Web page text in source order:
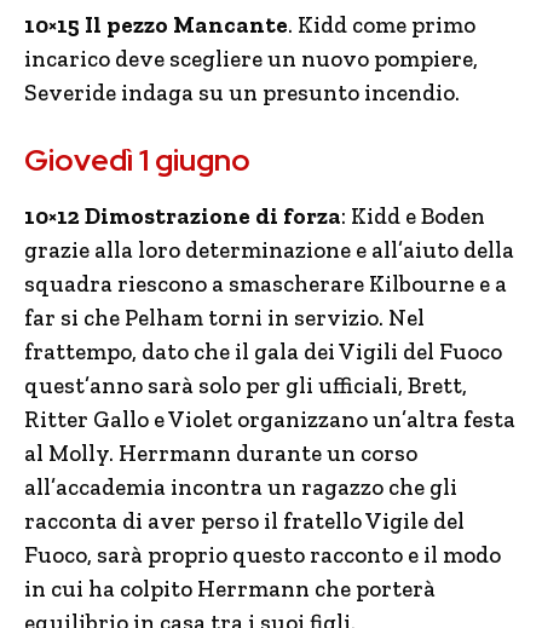
10×15 Il pezzo Mancante. Kidd come primo
incarico deve scegliere un nuovo pompiere,
Severide indaga su un presunto incendio.
Giovedì 1 giugno
10×12 Dimostrazione di forza: Kidd e Boden
grazie alla loro determinazione e all’aiuto della
squadra riescono a smascherare Kilbourne e a
far si che Pelham torni in servizio. Nel
frattempo, dato che il gala dei Vigili del Fuoco
quest’anno sarà solo per gli ufficiali, Brett,
Ritter Gallo e Violet organizzano un’altra festa
al Molly. Herrmann durante un corso
all’accademia incontra un ragazzo che gli
racconta di aver perso il fratello Vigile del
Fuoco, sarà proprio questo racconto e il modo
in cui ha colpito Herrmann che porterà